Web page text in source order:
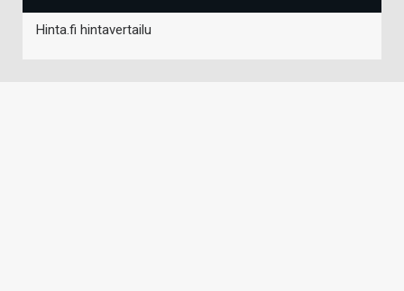
Hinta.fi hintavertailu